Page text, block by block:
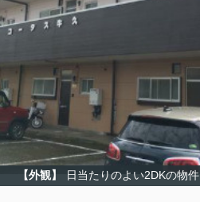
【外観】 日当たりのよい2DKの物件